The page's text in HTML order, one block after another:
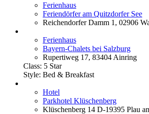
Ferienhaus
Feriendörfer am Quitzdorfer See
Reichendorfer Damm 1, 02906
Ferienhaus
Bayern-Chalets bei Salzburg
Rupertiweg 17, 83404 Ainring
Class: 5 Star
Style: Bed & Breakfast
Hotel
Parkhotel Klüschenberg
Klüschenberg 14 D-19395 Plau